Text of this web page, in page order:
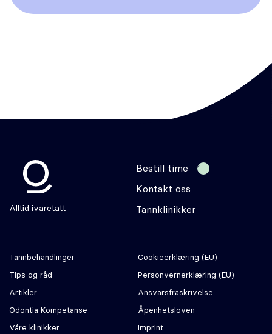
Alltid ivaretatt
Bestill time
Kontakt oss
Tannklinikker
Tannbehandlinger
Tips og råd
Artikler
Odontia Kompetanse
Våre klinikker
Cookie­erklæring (EU)
Personvernerklæring (EU)
Ansvars­fraskrivelse
Åpenhetsloven
Imprint